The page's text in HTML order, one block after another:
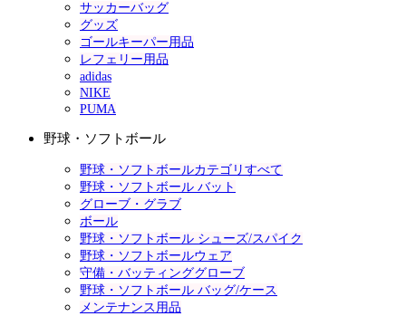
サッカーバッグ
グッズ
ゴールキーパー用品
レフェリー用品
adidas
NIKE
PUMA
野球・ソフトボール
野球・ソフトボールカテゴリすべて
野球・ソフトボール バット
グローブ・グラブ
ボール
野球・ソフトボール シューズ/スパイク
野球・ソフトボールウェア
守備・バッティンググローブ
野球・ソフトボール バッグ/ケース
メンテナンス用品